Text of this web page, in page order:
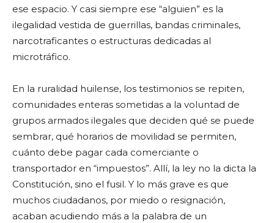
ese espacio. Y casi siempre ese “alguien” es la
ilegalidad vestida de guerrillas, bandas criminales,
narcotraficantes o estructuras dedicadas al
microtráfico.
En la ruralidad huilense, los testimonios se repiten,
comunidades enteras sometidas a la voluntad de
grupos armados ilegales que deciden qué se puede
sembrar, qué horarios de movilidad se permiten,
cuánto debe pagar cada comerciante o
transportador en “impuestos”. Allí, la ley no la dicta la
Constitución, sino el fusil. Y lo más grave es que
muchos ciudadanos, por miedo o resignación,
acaban acudiendo más a la palabra de un